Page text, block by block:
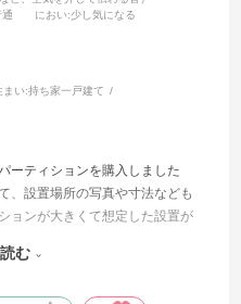
通 におい:少し気になる
まい:持ち家一戸建て
ーティションを購入しました
、設置場所の写真や寸法なども
ョンが大きくて想定した設置が
真をよく確認すれば、想定した
む